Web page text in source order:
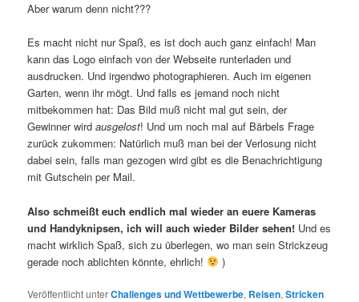
Aber warum denn nicht???
Es macht nicht nur Spaß, es ist doch auch ganz einfach! Man
kann das Logo einfach von der Webseite runterladen und
ausdrucken. Und irgendwo photographieren. Auch im eigenen
Garten, wenn ihr mögt. Und falls es jemand noch nicht
mitbekommen hat: Das Bild muß nicht mal gut sein, der
Gewinner wirdausgelost! Und um noch mal auf Bärbels Frage
zurück zukommen: Natürlich muß man bei der Verlosung nicht
dabei sein, falls man gezogen wird gibt es die Benachrichtigung
mit Gutschein per Mail.
Also schmeißt euch endlich mal wieder an euere Kameras
und Handyknipsen, ich will auch wieder Bilder sehen! Und es
macht wirklich Spaß, sich zu überlegen, wo man sein Strickzeug
gerade noch ablichten könnte, ehrlich!
)
Veröffentlicht unterChallenges und Wettbewerbe, Reisen,Stricken